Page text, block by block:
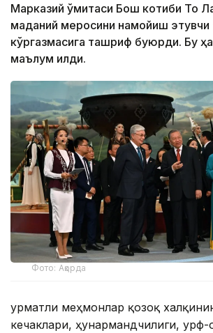
Марказий қўмитаси Бош котиби То Лам
маданий меросини намойиш этувчи
кўргазмасига ташриф буюрди. Бу
маълум қилди.
Фото: Ақорда
Ҳурматли меҳмонлар қозоқ
кечаклари, ҳунармандчилиги, урф-